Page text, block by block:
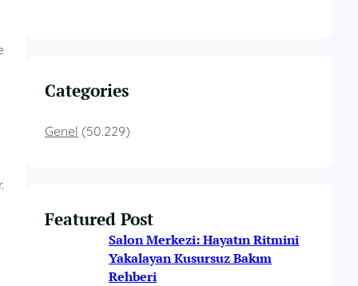
Categories
Genel (50.229)
Featured Post
Salon Merkezi: Hayatın Ritmini
Yakalayan Kusursuz Bakım
Rehberi